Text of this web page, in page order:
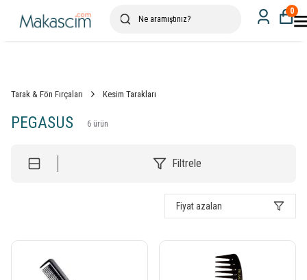
0
Tarak & Fön Fırçaları Kesim Tarakları
PEGASUS 6 ürün
Filtrele
Fiyat azalan